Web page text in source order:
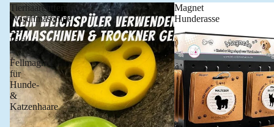
Tierhaarentferner
Waschmaschine
2er
Pack
–
Fellmagnet
für
Hunde-
&
Katzenhaare
Magnet
Hunderasse